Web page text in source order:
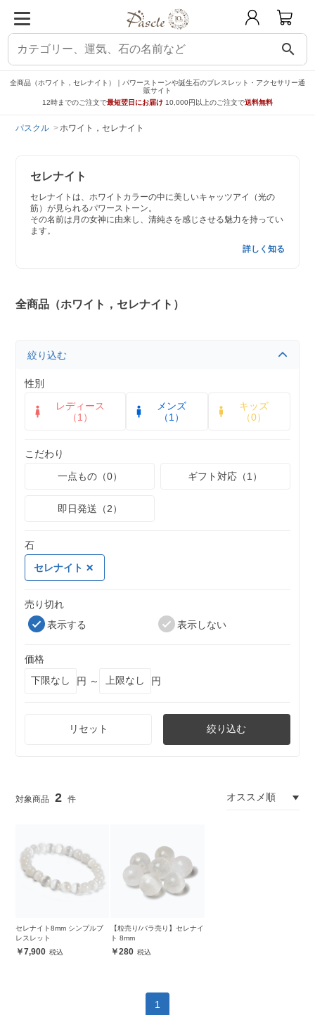
search
全商品（ホワイト，セレナイト）｜パワーストーンや誕生石のブレスレット・アクセサリー通
販サイト
12時までのご注文で最短翌日にお届け 10,000円以上のご注文で送料無料
パスクル ホワイト，セレナイト
セレナイト
セレナイトは、ホワイトカラーの中に美しいキャッツアイ（光の
筋）が見られるパワーストーン。
その名前は月の女神に由来し、清純さを感じさせる魅力を持ってい
ます。
詳しく知る
全商品（ホワイト，セレナイト）
絞り込む
性別
レディース
（1）
メンズ
（1）
キッズ
（0）
こだわり
一点もの（0）
ギフト対応（1）
即日発送（2）
石
セレナイト
売り切れ
表示する
表示しない
価格
円 ～
円
リセット 絞り込む
2
セレナイト8mm シンプルブ
レスレット
7,900
【粒売り/バラ売り】セレナイ
ト 8mm
280
1